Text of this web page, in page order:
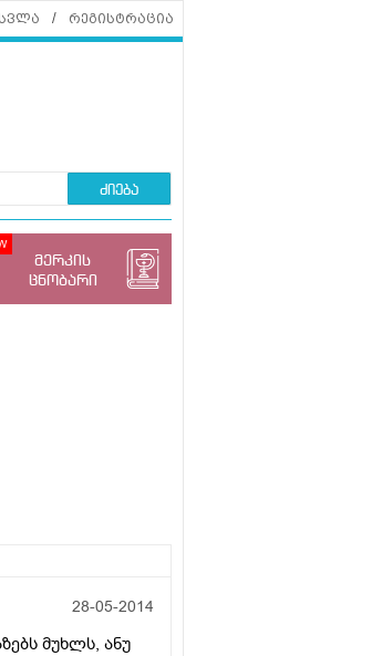
რეგისტრაცია
ძიება
მერკის
ცნობარი
28-05-2014
მუხლს, ანუ